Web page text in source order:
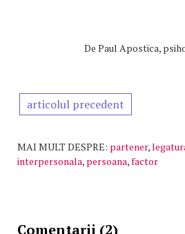
De Paul Apostica,
articolul precedent
MAI MULT DESPRE: partener,
interpersonala, persoana,factor
Comentarii (2)